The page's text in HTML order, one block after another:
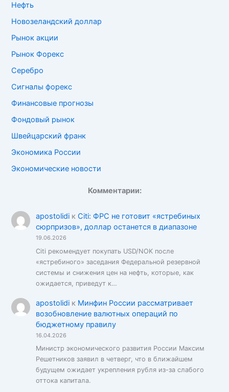
Нефть
Новозеландский доллар
Рынок акции
Рынок Форекс
Серебро
Сигналы форекс
Финансовые прогнозы
Фондовый рынок
Швейцарский франк
Экономика России
Экономические новости
Комментарии:
apostolidiк Citi: ФРС не готовит «ястребиных
сюрпризов», доллар останется в диапазоне
19.06.2026
Citi рекомендует покупать USD/NOK после
«ястребиного» заседания Федеральной резервной
системы и снижения цен на нефть, которые, как
ожидается, приведут к…
apostolidiк Минфин России рассматривает
возобновление валютных операций по
бюджетному правилу
16.04.2026
Министр экономического развития России Максим
Решетников заявил в четверг, что в ближайшем
будущем ожидает укрепления рубля из-за слабого
оттока капитала.